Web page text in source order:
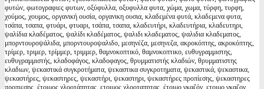
φυτών, φωτογραφιες φυτων, οξύφυλλα, οξυφυλλα φυτα, χώμα, χωμα, τύρφη, τυρφη,
χούμος, χουμος, οργανική ουσία, οργανικη ουσια, κλαδεμένα φυτά, κλαδεμενα φυτα,
τσάπα, τσαπα, φτυάρι, φτυαρι, τσάπα, τσαπα, κλαδευτήρι, κλαδευτήρια, κλαδευτηρι,
ψαλίδια κλαδέματος, ψαλίδι κλαδέματος, ψαλιδι κλαδεματος, ψαλιδια κλαδεματος,
μπορντουροψάλιδα, μπορντουροψαλιδο, μεσηνέζα, μεσηνεζα, ακροκόπτης, ακροκόπτης,
τρίμερ, τριμερ, τρίμμερ, τριμμερ, θαμνοκοπτικό, θαμνοκοπτικο, ευθυγραμμιστης,
ευθυγραμμιστής, κλαδοφάγος, κλαδοφαγος, θρυμματιστής κλαδιών, θρυμματιστης
κλαδιων, ψεκαστικά συγκροτήματα, ψεκαστικα συγκροτηματα, ψεκαστικά, ψεκαστικα,
ψεκαστήρες, ψεκαστηρες, ψεκαστήρι, ψεκαστηρι, ψεκαστήρες προπίεσης, ψεκαστηρες
προπιεσης, έτοιμος χλοοτάπητας, ετοιμος χλοοταπητας, έτοιμο γκαζόν, ετοιμο γκαζον,